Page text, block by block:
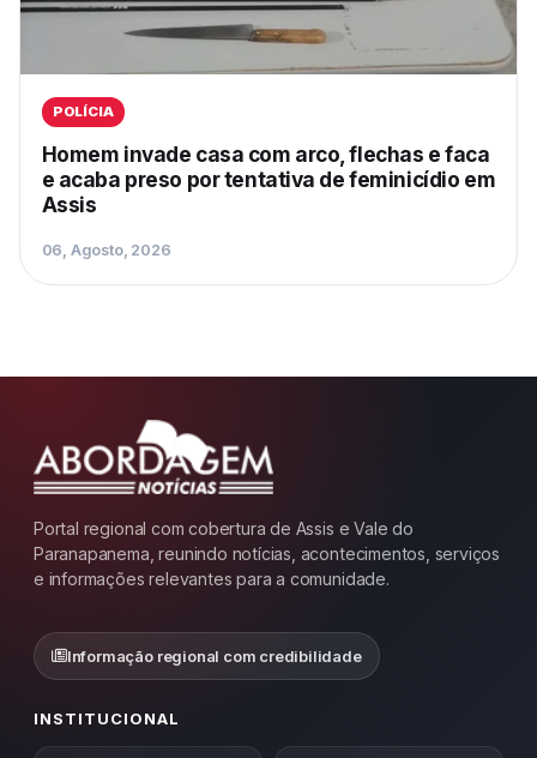
POLÍCIA
Homem invade casa com arco, flechas e faca
e acaba preso por tentativa de feminicídio em
Assis
06, Agosto, 2026
Portal regional com cobertura de Assis e Vale do
Paranapanema, reunindo notícias, acontecimentos, serviços
e informações relevantes para a comunidade.
Informação regional com credibilidade
INSTITUCIONAL